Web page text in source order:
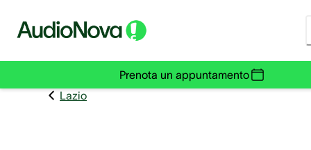
Prenota un appuntamento
Lazio